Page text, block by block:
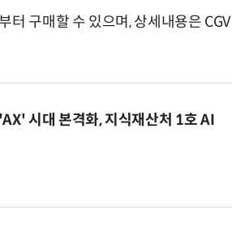
구매할 수 있으며, 상세내용은 CGV
시대 본격화, 지식재산처 1호 AI